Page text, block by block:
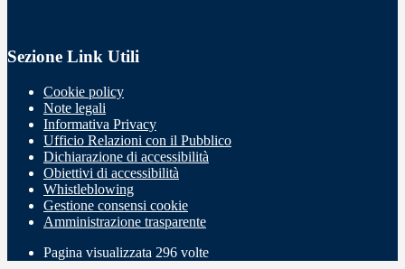
Sezione Link Utili
Cookie policy
Note legali
Informativa Privacy
Ufficio Relazioni con il Pubblico
Dichiarazione di accessibilità
Obiettivi di accessibilità
Whistleblowing
Gestione consensi cookie
Amministrazione trasparente
Pagina visualizzata 296 volte